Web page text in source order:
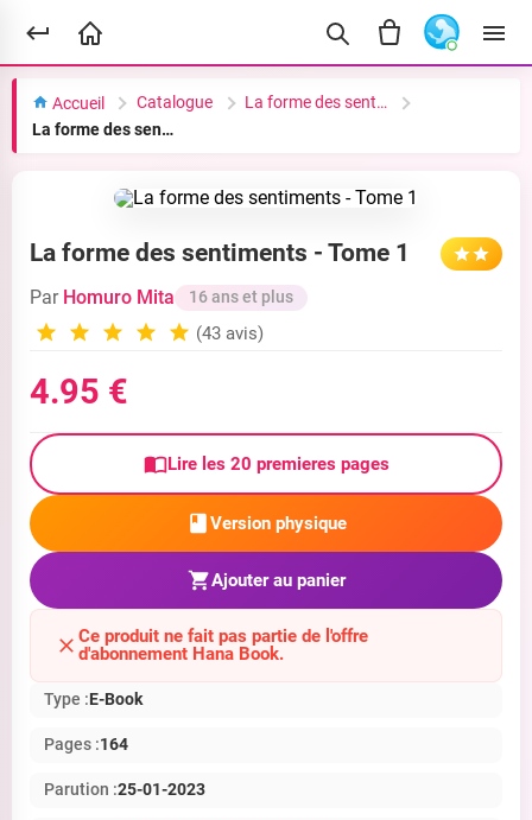
Accueil Catalogue
La forme des sentiments
La forme des sentiments - Tome 1
La forme des sentiments - Tome 1
Par Homuro Mita 16 ans et plus
(43 avis)
4.95 €
Lire les 20 premieres pages
Version physique
Ajouter au panier
Ce produit ne fait pas partie de l'offre
d'abonnement Hana Book.
Type :E-Book
Pages :164
Parution :25-01-2023